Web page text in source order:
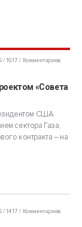
/ 16:17
Комментариев
«Совета
США
сектора Газа,
контракта – на
/ 14:17
Комментариев